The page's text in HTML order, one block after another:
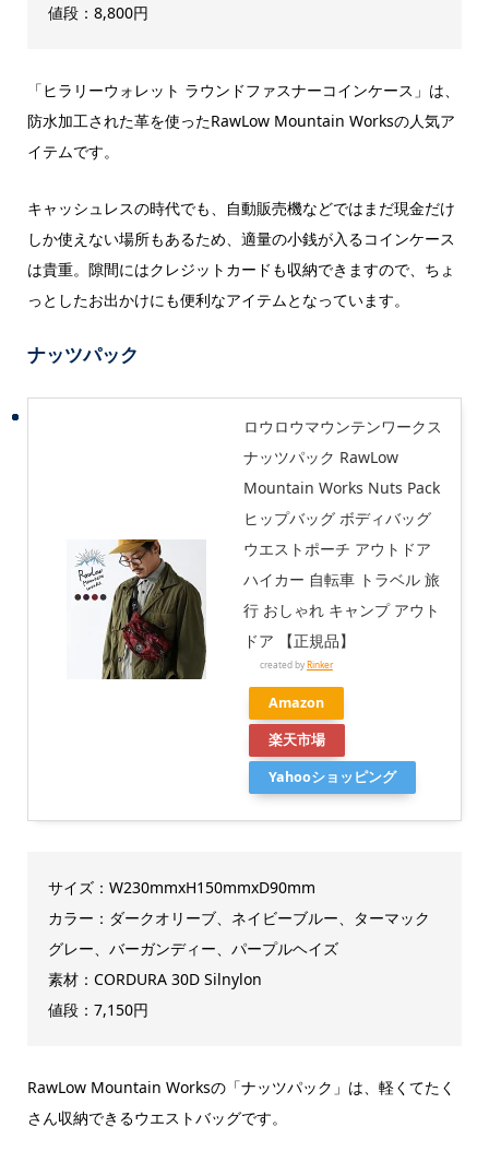
値段：8,800円
「ヒラリーウォレット ラウンドファスナーコインケース」は、
防水加工された革を使ったRawLow Mountain Worksの人気ア
イテムです。
キャッシュレスの時代でも、自動販売機などではまだ現金だけ
しか使えない場所もあるため、適量の小銭が入るコインケース
は貴重。隙間にはクレジットカードも収納できますので、ちょ
っとしたお出かけにも便利なアイテムとなっています。
ナッツパック
ロウロウマウンテンワークス
ナッツパック RawLow
Mountain Works Nuts Pack
ヒップバッグ ボディバッグ
ウエストポーチ アウトドア
ハイカー 自転車 トラベル 旅
行 おしゃれ キャンプ アウト
ドア 【正規品】
created byRinker
Amazon
楽天市場
Yahooショッピング
サイズ：W230mmxH150mmxD90mm
カラー：ダークオリーブ、ネイビーブルー、ターマック
グレー、バーガンディー、パープルヘイズ
素材：CORDURA 30D Silnylon
値段：7,150円
RawLow Mountain Worksの「ナッツパック」は、軽くてたく
さん収納できるウエストバッグです。